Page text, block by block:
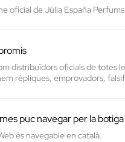
oficial de Júlia España
distribuïdors oficials de totes
rèpliques, emprovadors,
puc navegar per la
és navegable en català.